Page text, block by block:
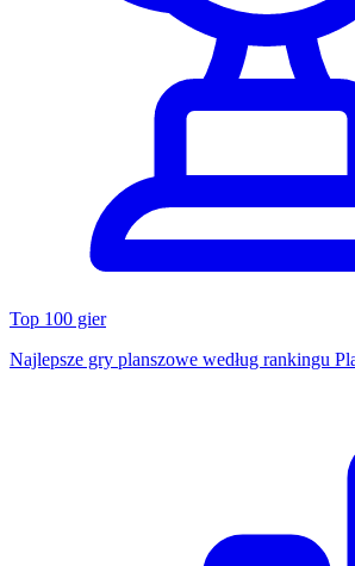
Top 100 gier
Najlepsze gry planszowe według rankingu